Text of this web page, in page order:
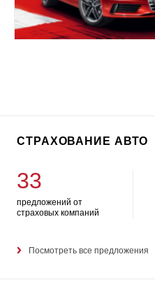
СТРАХОВАНИЕ АВТО
33
предложений от
страховых компаний
Посмотреть все предложения